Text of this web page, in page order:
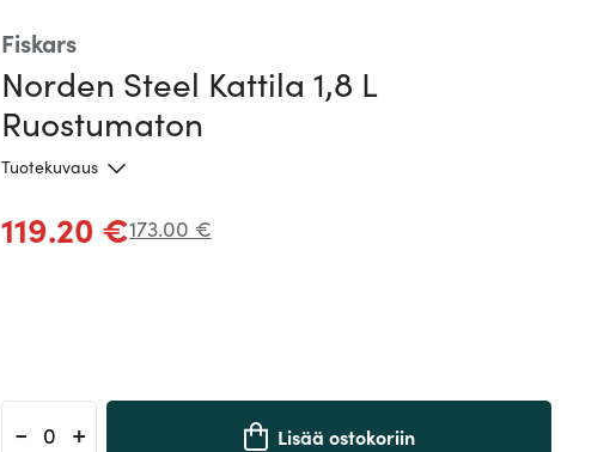
Fiskars
Norden Steel Kattila 1,8 L
Ruostumaton
Tuotekuvaus
119.20 €173.00 €
- + Lisää ostokoriin